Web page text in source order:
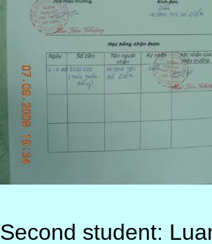
Second student: